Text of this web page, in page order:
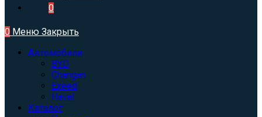
0
0 Меню Закрыть
Автомобили
BYD
Changan
Exeed
Haval
Каталог